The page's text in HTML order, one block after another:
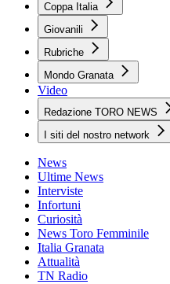
Coppa Italia
Giovanili
Rubriche
Mondo Granata
Video
Redazione TORO NEWS
I siti del nostro network
News
Ultime News
Interviste
Infortuni
Curiosità
News Toro Femminile
Italia Granata
Attualità
TN Radio